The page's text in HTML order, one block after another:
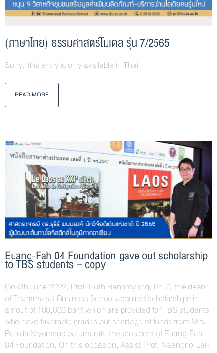
(ภาษาไทย) ธรรมศาสตร์โมเดล รุ่น 7/2565
Sorry, this entry is only available in Thai.
READ MORE
Euang-Fah 04 Foundation gave out scholarship
to TBS students – copy
On 4th June 2022, Prof. Ruth Banomyong, Ph.D, the dean
of Thammasat Business School acquired scholarships in
amout of 100,000 baht which are provided for TBS students
who have favorable grades but shortage of funds from Mrs.
Panida Niyomsup patumarak, the president of Euang-Fah
04 Foundation. On this occasion, Assist.Prof. Naengnoi Jai-